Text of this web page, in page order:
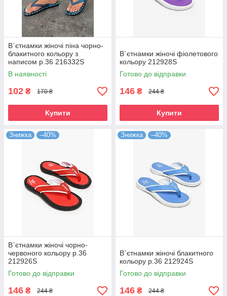
В`єтнамки жіночі піна чорно-
блакитного кольору з
написом р.36 216332S
В наявності
102 ₴ 170 ₴
Купити
В`єтнамки жіночі фіолетового
кольору 212928S
Готово до відправки
146 ₴ 244 ₴
Купити
Знижка –40%
В`єтнамки жіночі чорно-
червоного кольору р.36
212926S
Готово до відправки
146 ₴ 244 ₴
Знижка –40%
В`єтнамки жіночі блакитного
кольору р.36 212924S
Готово до відправки
146 ₴ 244 ₴